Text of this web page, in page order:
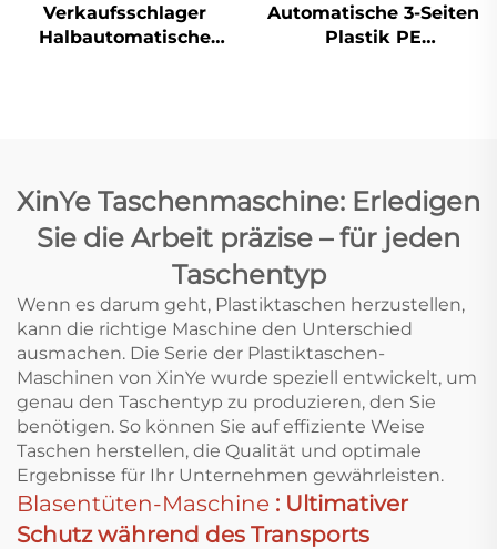
Verkaufsschlager
Halbautomatische
Automatische 3-Seiten
Plastik PE
XinYe Taschenmaschine: Erledigen
Sie die Arbeit präzise – für jeden
Taschentyp
Wenn es darum geht, Plastiktaschen herzustellen,
kann die richtige Maschine den Unterschied
ausmachen. Die Serie der Plastiktaschen-
Maschinen von XinYe wurde speziell entwickelt, um
genau den Taschentyp zu produzieren, den Sie
benötigen. So können Sie auf effiziente Weise
Taschen herstellen, die Qualität und optimale
Ergebnisse für Ihr Unternehmen gewährleisten.
Blasentüten-Maschine : Ultimativer
Schutz während des Transports